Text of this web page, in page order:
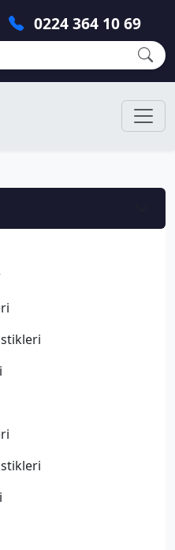
0224 364 10 69